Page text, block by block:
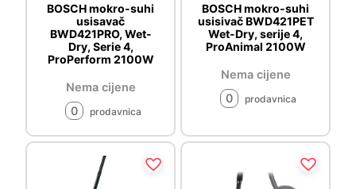
BOSCH mokro-suhi
usisavač
BWD421PRO, Wet-
Dry, Serie 4,
ProPerform 2100W
Nema cijene
0
prodavnica
BOSCH mokro-suhi
usisivač BWD421PET
Wet-Dry, serije 4,
ProAnimal 2100W
Nema cijene
0
prodavnica